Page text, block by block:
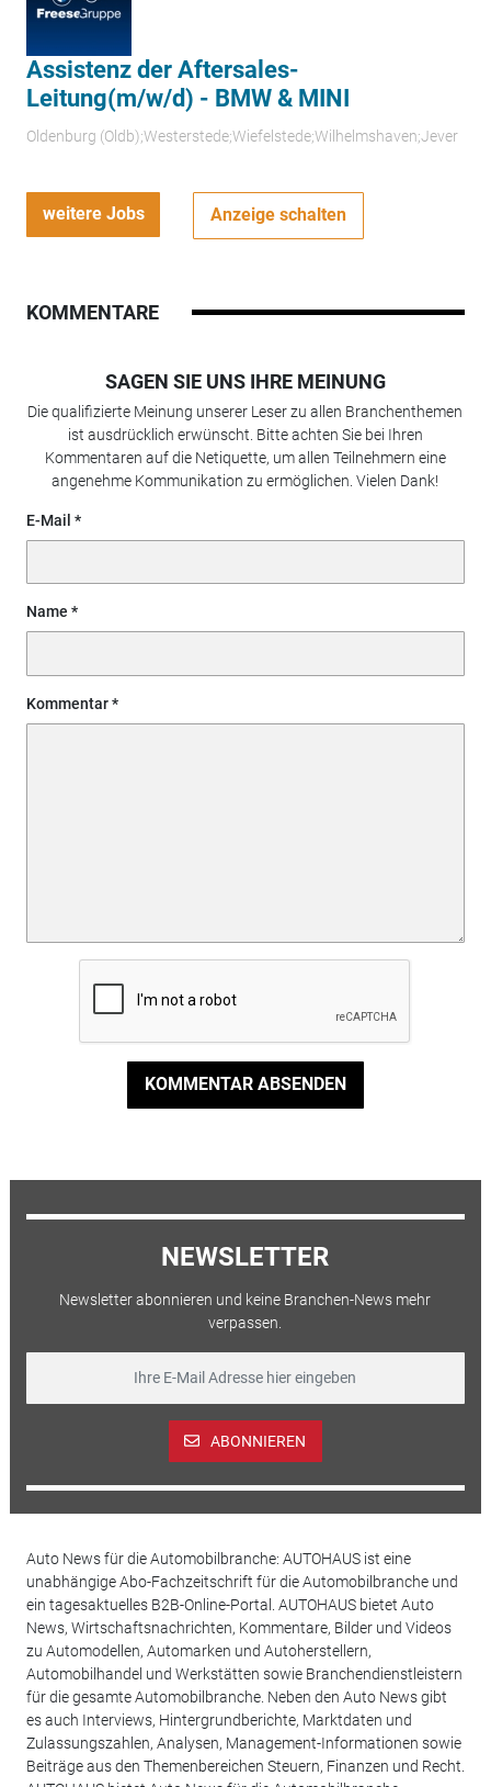
Assistenz der Aftersales-
Leitung(m/w/d) - BMW & MINI
Oldenburg (Oldb);Westerstede;Wiefelstede;Wilhelmshaven;Jever
weitere Jobs Anzeige schalten
KOMMENTARE
SAGEN SIE UNS IHRE MEINUNG
Die qualifizierte Meinung unserer Leser zu allen Branchenthemen
ist ausdrücklich erwünscht. Bitte achten Sie bei Ihren
Kommentaren auf die Netiquette, um allen Teilnehmern eine
angenehme Kommunikation zu ermöglichen. Vielen Dank!
E-Mail
Name
Kommentar
KOMMENTAR ABSENDEN
NEWSLETTER
Newsletter abonnieren und keine Branchen-News mehr
verpassen.
ABONNIEREN
Auto News für die Automobilbranche: AUTOHAUS ist eine
unabhängige Abo-Fachzeitschrift für die Automobilbranche und
ein tagesaktuelles B2B-Online-Portal. AUTOHAUS bietet Auto
News, Wirtschaftsnachrichten, Kommentare, Bilder und Videos
zu Automodellen, Automarken und Autoherstellern,
Automobilhandel und Werkstätten sowie Branchendienstleistern
für die gesamte Automobilbranche. Neben den Auto News gibt
es auch Interviews, Hintergrundberichte, Marktdaten und
Zulassungszahlen, Analysen, Management-Informationen sowie
Beiträge aus den Themenbereichen Steuern, Finanzen und Recht.